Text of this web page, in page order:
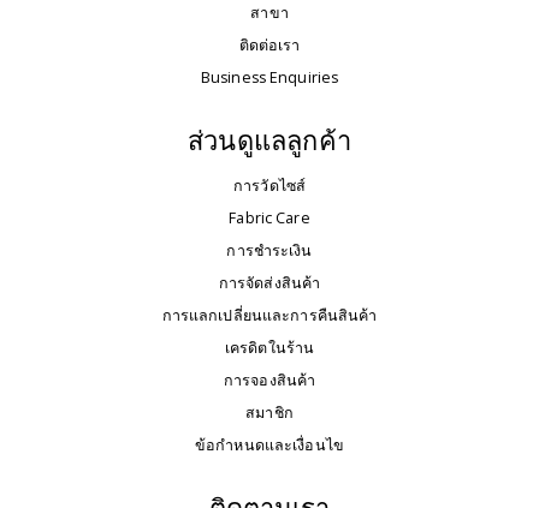
สาขา
ติดต่อเรา
Business Enquiries
ส่วนดูแลลูกค้า
การวัดไซส์
Fabric Care
การชำระเงิน
การจัดส่งสินค้า
การแลกเปลี่ยนและการคืนสินค้า
เครดิตในร้าน
การจองสินค้า
สมาชิก
ข้อกำหนดและเงื่อนไข